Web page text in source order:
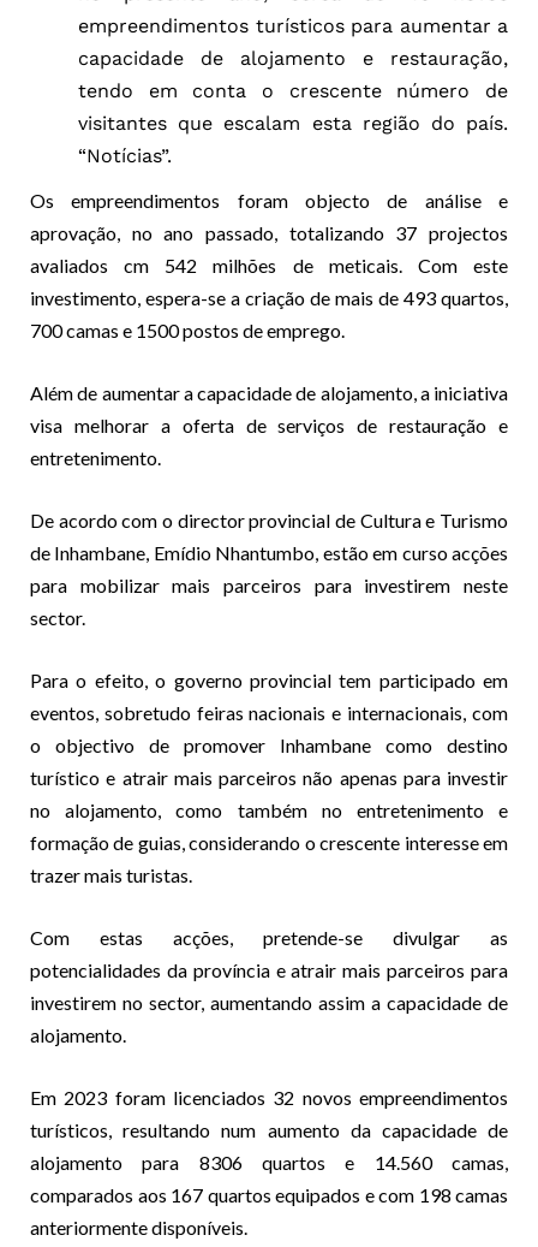
empreendimentos turísticos para aumentar a
capacidade de alojamento e restauração,
tendo em conta o crescente número de
visitantes que escalam esta região do país.
“Notícias”.
Os empreendimentos foram objecto de análise e
aprovação, no ano passado, totalizando 37 projectos
avaliados cm 542 milhões de meticais. Com este
investimento, espera-se a criação de mais de 493 quartos,
700 camas e 1500 postos de emprego.
Além de aumentar a capacidade de alojamento, a iniciativa
visa melhorar a oferta de serviços de restauração e
entretenimento.
De acordo com o director provincial de Cultura e Turismo
de Inhambane, Emídio Nhantumbo, estão em curso acções
para mobilizar mais parceiros para investirem neste
sector.
Para o efeito, o governo provincial tem participado em
eventos, sobretudo feiras nacionais e internacionais, com
o objectivo de promover Inhambane como destino
turístico e atrair mais parceiros não apenas para investir
no alojamento, como também no entretenimento e
formação de guias, considerando o crescente interesse em
trazer mais turistas.
Com estas acções, pretende-se divulgar as
potencialidades da província e atrair mais parceiros para
investirem no sector, aumentando assim a capacidade de
alojamento.
Em 2023 foram licenciados 32 novos empreendimentos
turísticos, resultando num aumento da capacidade de
alojamento para 8306 quartos e 14.560 camas,
comparados aos 167 quartos equipados e com 198 camas
anteriormente disponíveis.